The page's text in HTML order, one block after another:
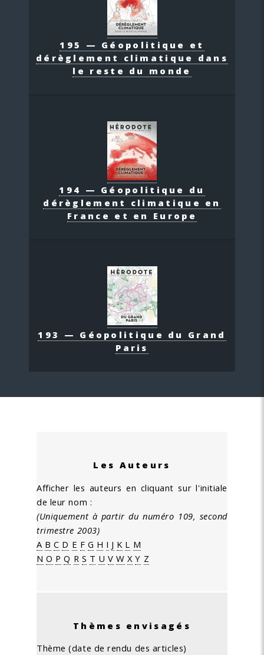
195 — Géopolitique et
dérèglement climatique dans
le reste du monde
194 — Géopolitique du
dérèglement climatique en
France et en Europe
193 — Géopolitique du Grand
Paris
Les Auteurs
Afficher les auteurs en cliquant sur l'initiale
de leur nom :
(Uniquement à partir du numéro 109, second
trimestre 2003)
A B C D E F G H I J K L M
N O P Q R S T U V W X Y Z
Thèmes envisagés
Thème (date de rendu des articles)